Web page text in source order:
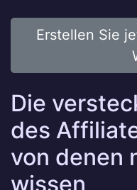
Erstellen Sie
Die
des
von denen
wissen